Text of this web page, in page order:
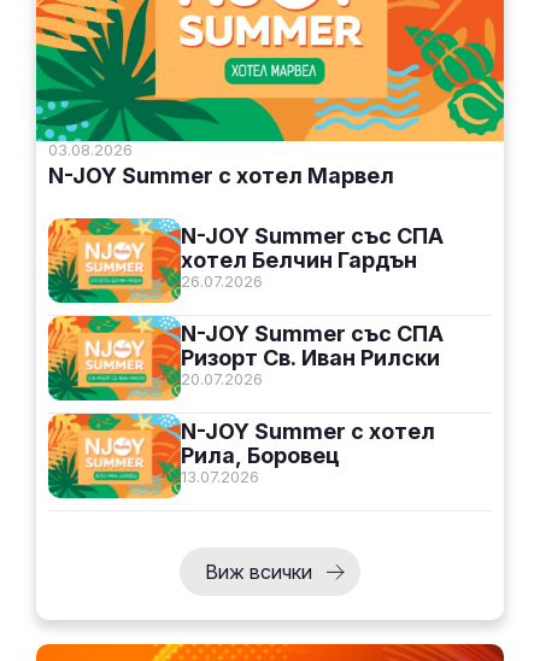
03.08.2026
N-JOY Summer с хотел Марвел
26.07.2026
N-JOY Summer със СПА
хотел Белчин Гардън
20.07.2026
N-JOY Summer със СПА
Ризорт Св. Иван Рилски
13.07.2026
N-JOY Summer с хотел
Рила, Боровец
Виж всички